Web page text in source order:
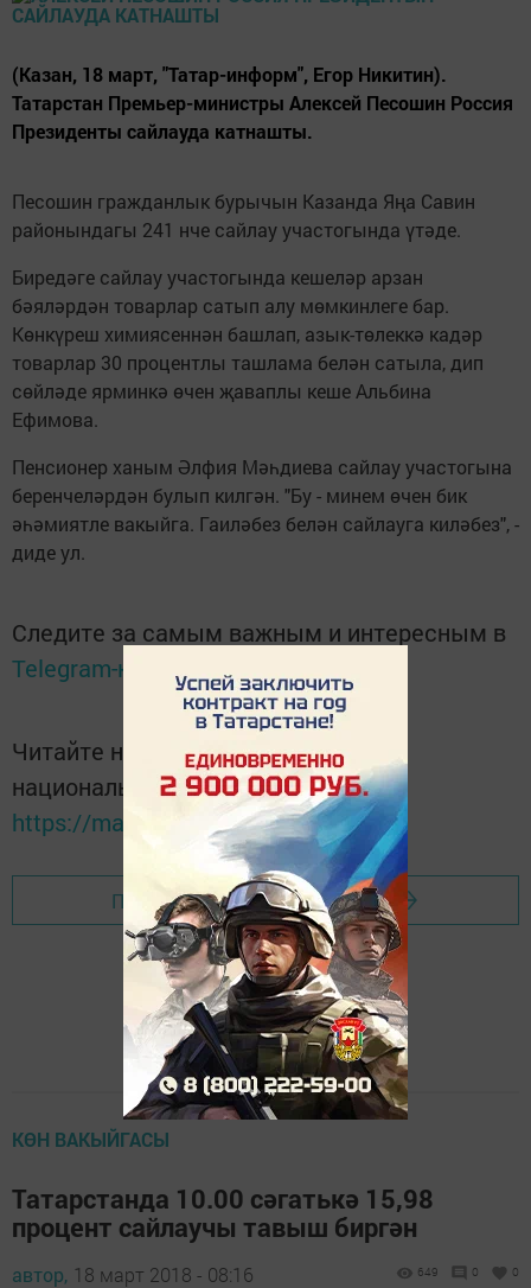
(Казан, 18 март, "Татар-информ", Егор Никитин).
Татарстан Премьер-министры Алексей Песошин Россия
Президенты сайлауда катнашты.
Песошин гражданлык бурычын Казанда Яңа Савин
районындагы 241 нче сайлау участогында үтәде.
Биредәге сайлау участогында кешеләр арзан
бәяләрдән товарлар сатып алу мөмкинлеге бар.
Көнкүреш химиясеннән башлап, азык-төлеккә кадәр
товарлар 30 процентлы ташлама белән сатыла, дип
сөйләде ярминкә өчен җаваплы кеше Альбина
Ефимова.
Пенсионер ханым Әлфия Мәһдиева сайлау участогына
беренчеләрдән булып килгән. "Бу - минем өчен бик
әһәмиятле вакыйга. Гаиләбез белән сайлауга киләбез", -
диде ул.
Следите за самым важным и интересным в
Telegram-канале
Татмедиа
Читайте новости Татарстана в
национальном мессенджере MАХ:
https://max.ru/tatmedia
Перейти на страницу новости
КӨН ВАКЫЙГАСЫ
Татарстанда 10.00 сәгатькә 15,98
процент сайлаучы тавыш биргән
автор, 18 март 2018 - 08:16 649 0 0